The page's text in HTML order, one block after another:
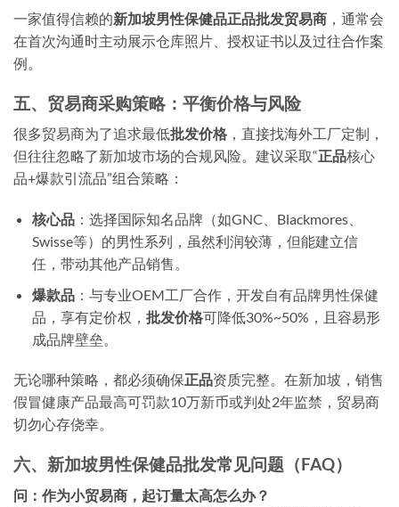
一家值得信赖的新加坡男性保健品正品批发贸易商 ，通常会
在首次沟通时主动展示仓库照片、授权证书以及过往合作案
例。
五、贸易商采购策略：平衡价格与风险
很多贸易商为了追求最低批发价格 ，直接找海外工厂定制，
但往往忽略了新加坡市场的合规风险。建议采取“正品核心
品+爆款引流品”组合策略：
核心品：选择国际知名品牌（如GNC、Blackmores、
Swisse等）的男性系列，虽然利润较薄，但能建立信
任，带动其他产品销售。
爆款品：与专业OEM工厂合作，开发自有品牌男性保健
品，享有定价权， 批发价格可降低30%~50%，且容易形
成品牌壁垒。
无论哪种策略，都必须确保正品资质完整。在新加坡，销售
假冒健康产品最高可罚款10万新币或判处2年监禁，贸易商
切勿心存侥幸。
六、新加坡男性保健品批发常见问题（FAQ）
问：作为小贸易商，起订量太高怎么办？